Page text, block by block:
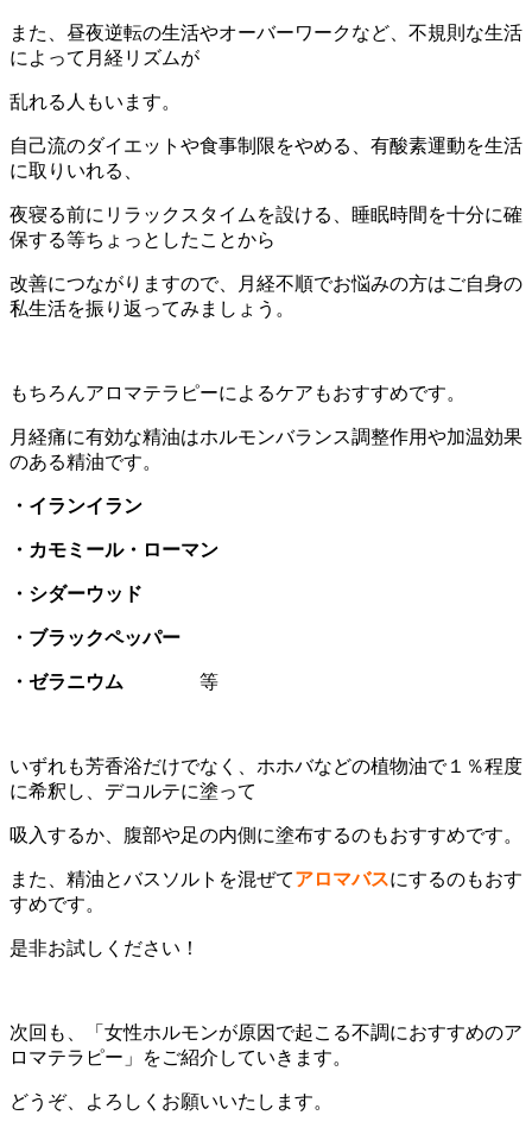
また、昼夜逆転の生活やオーバーワークなど、不規則な生活
によって月経リズムが
乱れる人もいます。
自己流のダイエットや食事制限をやめる、有酸素運動を生活
に取りいれる、
夜寝る前にリラックスタイムを設ける、睡眠時間を十分に確
保する等ちょっとしたことから
改善につながりますので、月経不順でお悩みの方はご自身の
私生活を振り返ってみましょう。
もちろんアロマテラピーによるケアもおすすめです。
月経痛に有効な精油はホルモンバランス調整作用や加温効果
のある精油です。
・イランイラン
・カモミール・ローマン
・シダーウッド
・ブラックペッパー
・ゼラニウム 等
いずれも芳香浴だけでなく、ホホバなどの植物油で１％程度
に希釈し、デコルテに塗って
吸入するか、腹部や足の内側に塗布するのもおすすめです。
また、精油とバスソルトを混ぜてアロマバスにするのもおす
すめです。
是非お試しください！
次回も、「女性ホルモンが原因で起こる不調におすすめのア
ロマテラピー」をご紹介していきます。
どうぞ、よろしくお願いいたします。